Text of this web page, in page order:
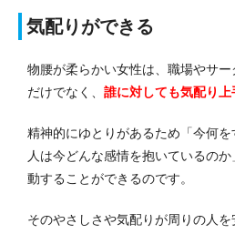
気配りができる
物腰が柔らかい女性は、職場やサ
だけでなく、 誰に対しても気配り上
精神的にゆとりがあるため「今何
人は今どんな感情を抱いているの
動することができるのです。
そのやさしさや気配りが周りの人